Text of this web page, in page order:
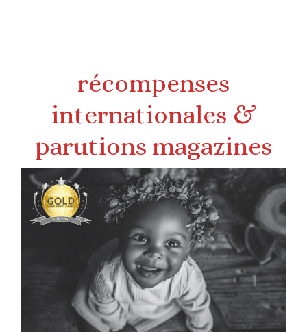
récompenses
internationales &
parutions magazines